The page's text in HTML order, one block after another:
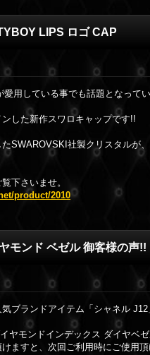
LIPS ロゴ CAP
愛用している事でも話題となって
した新作スワロキャップです!!
SWAROVSKI社製クリスタルが
下さいませ。
product/2010
モンド ベゼル 御客様の声!!
ブランドアイテム「シャネル J12
ヤモンドインデックス ダイヤベゼ
ますと、次回ご利用時にご使用